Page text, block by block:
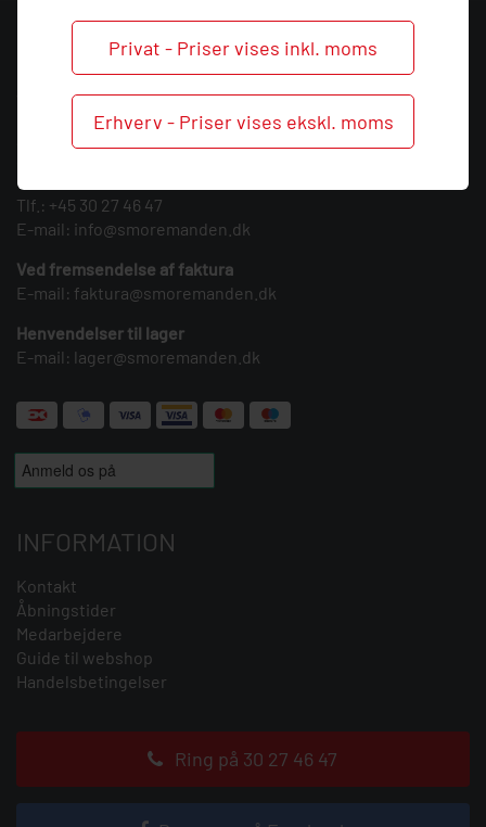
Privat - Priser vises inkl. moms
Erhverv - Priser vises ekskl. moms
KONTAKT
Smøremanden A/S
CVR: 39683717
Søndergården 3
Tlf.: +45 30 27 46 47
E-mail: info@smoremanden.dk
Ved fremsendelse af faktura
E-mail: faktura@smoremanden.dk
Henvendelser til lager
E-mail: lager@smoremanden.dk
INFORMATION
Kontakt
Åbningstider
Medarbejdere
Guide til webshop
Handelsbetingelser
Ring på 30 27 46 47